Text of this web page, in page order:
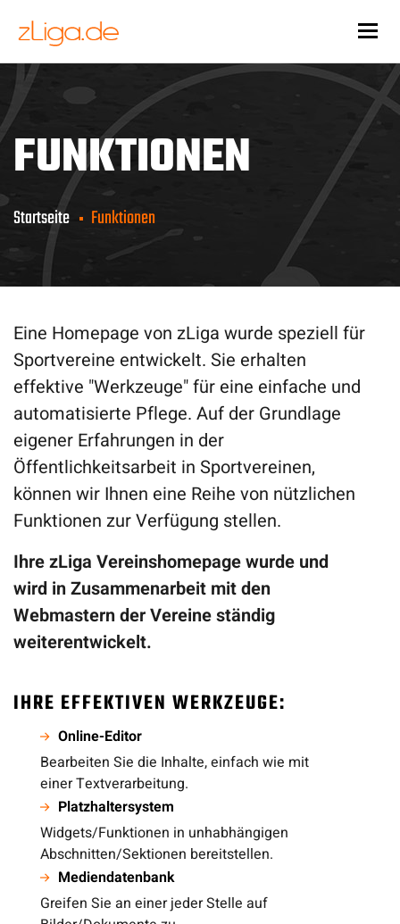
FUNKTIONEN
Startseite Funktionen
Eine Homepage von zLiga wurde speziell für
Sportvereine entwickelt. Sie erhalten
effektive "Werkzeuge" für eine einfache und
automatisierte Pflege. Auf der Grundlage
eigener Erfahrungen in der
Öffentlichkeitsarbeit in Sportvereinen,
können wir Ihnen eine Reihe von nützlichen
Funktionen zur Verfügung stellen.
Ihre zLiga Vereinshomepage wurde und
wird in Zusammenarbeit mit den
Webmastern der Vereine ständig
weiterentwickelt.
IHRE EFFEKTIVEN WERKZEUGE:
Online-Editor
Bearbeiten Sie die Inhalte, einfach wie mit
einer Textverarbeitung.
Platzhaltersystem
Widgets/Funktionen in unhabhängigen
Abschnitten/Sektionen bereitstellen.
Mediendatenbank
Greifen Sie an einer jeder Stelle auf